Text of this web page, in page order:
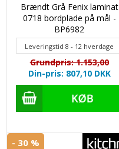
Brændt Grå Fenix laminat
0718 bordplade på mål -
BP6982
Leveringstid 8 - 12 hverdage
Grundpris: 1.153,00
Din-pris: 807,10 DKK
- 30 %